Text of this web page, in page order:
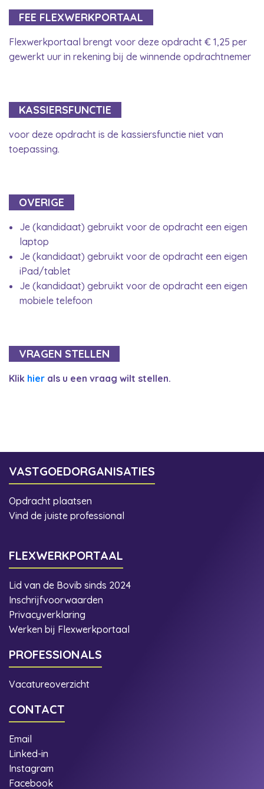
FEE FLEXWERKPORTAAL
Flexwerkportaal brengt voor deze opdracht € 1,25 per
gewerkt uur in rekening bij de winnende opdrachtnemer
KASSIERSFUNCTIE
voor deze opdracht is de kassiersfunctie niet van
toepassing.
OVERIGE
Je (kandidaat) gebruikt voor de opdracht een eigen
laptop
Je (kandidaat) gebruikt voor de opdracht een eigen
iPad/tablet
Je (kandidaat) gebruikt voor de opdracht een eigen
mobiele telefoon
VRAGEN STELLEN
Klik hier als u een vraag wilt stellen.
VASTGOEDORGANISATIES
Opdracht plaatsen
Vind de juiste professional
FLEXWERKPORTAAL
Lid van de Bovib sinds 2024
Inschrijfvoorwaarden
Privacyverklaring
Werken bij Flexwerkportaal
PROFESSIONALS
Vacatureoverzicht
CONTACT
Email
Linked-in
Instagram
Facebook